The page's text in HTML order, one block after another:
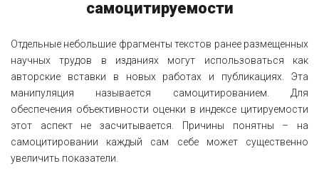
самоцитируемости
Отдельные небольшие фрагменты текстов ранее размещенных
научных трудов в изданиях могут использоваться как
авторские вставки в новых работах и публикациях. Эта
манипуляция называется самоцитированием. Для
обеспечения объективности оценки в индексе цитируемости
этот аспект не засчитывается. Причины понятны – на
самоцитировании каждый сам себе может существенно
увеличить показатели.